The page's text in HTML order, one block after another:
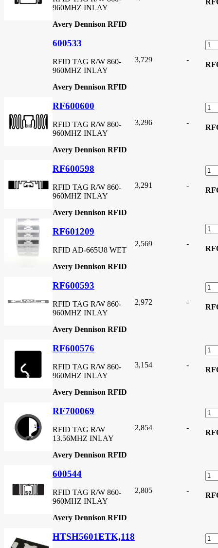
960MHZ INLAY
Avery Dennison RFID
600533
RFID TAG R/W 860-
960MHZ INLAY
Avery Dennison RFID
3,729 -
RF600600
RFID TAG R/W 860-
960MHZ INLAY
Avery Dennison RFID
3,296 -
RF600598
RFID TAG R/W 860-
960MHZ INLAY
Avery Dennison RFID
3,291 -
RF601209
RFID AD-665U8 WET
Avery Dennison RFID
2,569 -
RF600593
RFID TAG R/W 860-
960MHZ INLAY
Avery Dennison RFID
2,972 -
RF600576
RFID TAG R/W 860-
960MHZ INLAY
Avery Dennison RFID
3,154 -
RF700069
RFID TAG R/W
13.56MHZ INLAY
Avery Dennison RFID
2,854 -
600544
RFID TAG R/W 860-
960MHZ INLAY
Avery Dennison RFID
2,805 -
HTSH5601ETK,118